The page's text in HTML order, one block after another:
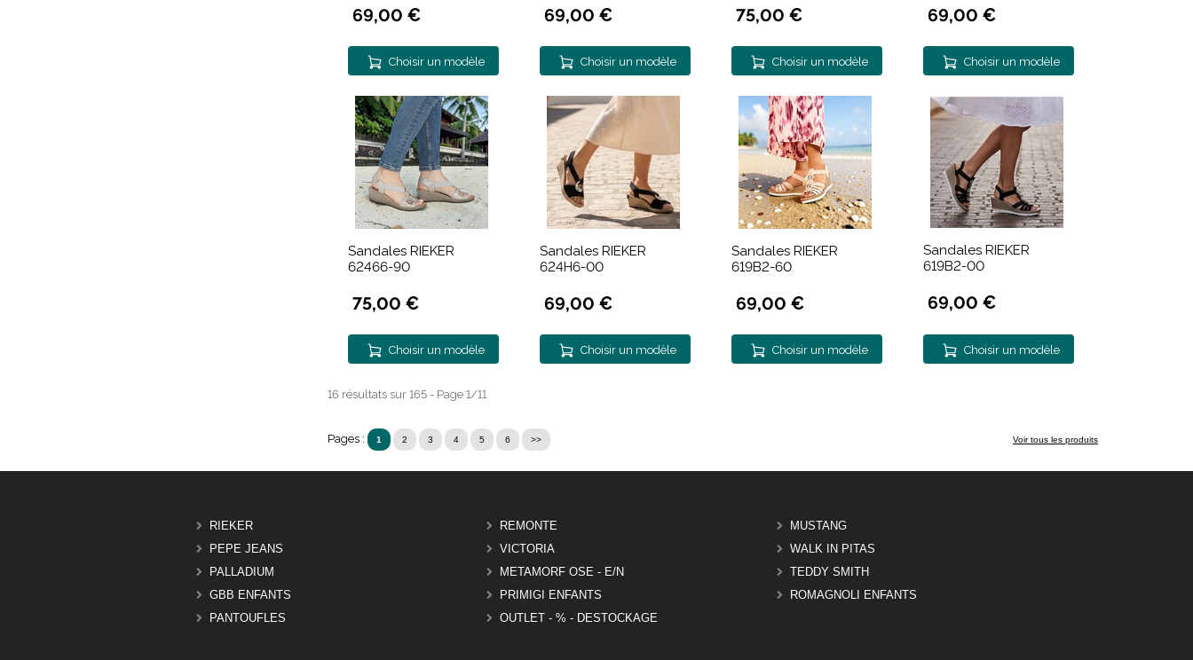
69,00 €
Choisir un modèle
69,00 €
Choisir un modèle
75,00 €
Choisir un modèle
69,00 €
Choisir un modèle
Sandales RIEKER
62466-90
75,00 €
Choisir un modèle
Sandales RIEKER
624H6-00
69,00 €
Choisir un modèle
Sandales RIEKER
619B2-60
69,00 €
Choisir un modèle
Sandales RIEKER
619B2-00
69,00 €
Choisir un modèle
16 résultats sur 165 - Page 1/11
Pages : 1 2 3 4 5 6 >> Voir tous les produits
RIEKER REMONTE
MUSTANG
PEPE JEANS
VICTORIA
WALK IN PITAS
PALLADIUM
METAMORF OSE - E/N
TEDDY SMITH
GBB ENFANTS
PRIMIGI ENFANTS
ROMAGNOLI ENFANTS
PANTOUFLES
OUTLET - % - DESTOCKAGE